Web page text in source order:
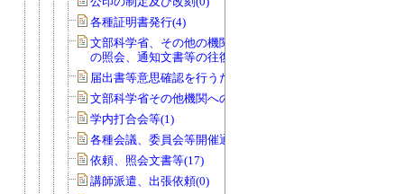
各種証明書発行(4)
文部科学省、その他の機関、個人から
の照会、通知文書等の往復文書(2)
届出書等意思確認を行うためのもの(0)
文部科学省その他機関への報告等(0)
学内打合会等(1)
各種会議、委員会等開催通知書(0)
依頼、照会文書等(17)
講師派遣、出張依頼(0)